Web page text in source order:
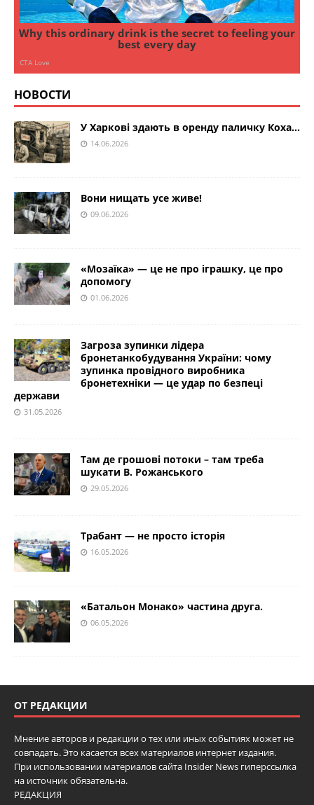
НОВОСТИ
У Харкові здають в оренду паличку Коха…
14.06.2026
Вони нищать усе живе!
09.06.2026
«Мозаїка» — це не про іграшку, це про
допомогу
01.06.2026
Загроза зупинки лідера
бронетанкобудування України: чому
зупинка провідного виробника
бронетехніки — це удар по безпеці
держави
31.05.2026
Там де грошові потоки – там треба
шукати В. Рожанського
29.05.2026
Трабант — не просто історія
16.05.2026
«Батальон Монако» частина друга.
06.05.2026
ОТ РЕДАКЦИИ
Мнение авторов и редакции о тех или иных событиях может не
совпадать. Это касается всех материалов интернет издания.
При использовании материалов сайта Insider News гиперссылка
на источник обязательна.
РЕДАКЦИЯ